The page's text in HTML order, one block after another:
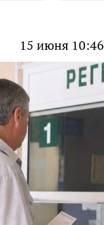
15 июня 10:46